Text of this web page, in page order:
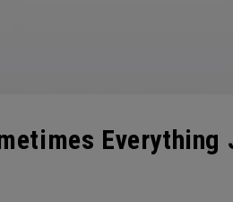
Everything